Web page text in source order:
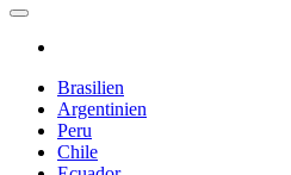
Brasilien
Argentinien
Peru
Chile